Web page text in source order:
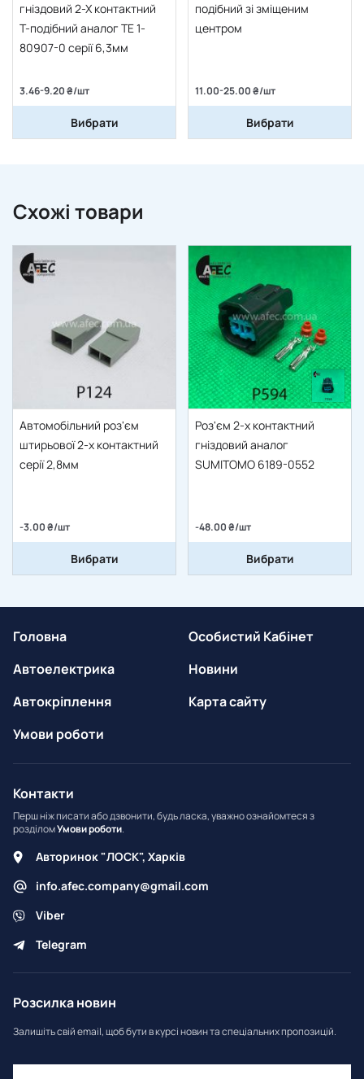
гніздовий 2-Х контактний
Т-подібний аналог TE 1-
80907-0 серії 6,3мм
3.46-9.20 ₴/шт
Вибрати
подібний зі зміщеним
центром
11.00-25.00 ₴/шт
Вибрати
Схожі товари
Автомобільний роз'єм
штирьової 2-х контактний
серії 2,8мм
-3.00 ₴/шт
Вибрати
Роз'єм 2-х контактний
гніздовий аналог
SUMITOMO 6189-0552
-48.00 ₴/шт
Вибрати
Головна
Автоелектрика
Автокріплення
Умови роботи
Особистий Кабінет
Новини
Карта сайту
Контакти
Перш ніж писати або дзвонити, будь ласка, уважно ознайомтеся з
розділомУмови роботи.
Авторинок "ЛОСК", Харків
info.afec.company@gmail.com
Viber
Telegram
Розсилка новин
Залишіть свій email, щоб бути в курсі новин та спеціальних пропозицій.